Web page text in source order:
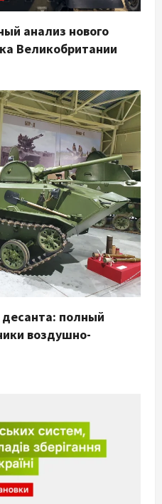
анализ нового
Великобритании
полный
воздушно-